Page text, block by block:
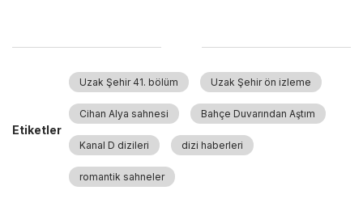
Etiketler
Uzak Şehir 41. bölüm Uzak Şehir ön izleme
Cihan Alya sahnesi Bahçe Duvarından Aştım
Kanal D dizileri dizi haberleri
romantik sahneler